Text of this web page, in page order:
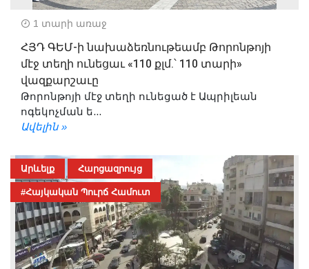
1 տարի առաջ
ՀՅԴ ԳԵՄ-ի նախաձեռնութեամբ Թորոնթոյի
մէջ տեղի ունեցաւ «110 քլմ.՝ 110 տարի»
վազքարշաւը
Թորոնթոյի մէջ տեղի ունեցած է Ապրիլեան
ոգեկոչման ե...
Ավելին »
Արևելք Հարցազրույց
#Հայկական Պուրճ Համուտ